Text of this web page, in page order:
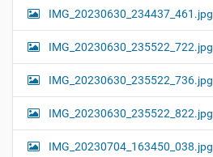
IMG_20230630_234437_461.jpg
IMG_20230630_235522_722.jpg
IMG_20230630_235522_736.jpg
IMG_20230630_235522_822.jpg
IMG_20230704_163450_038.jpg